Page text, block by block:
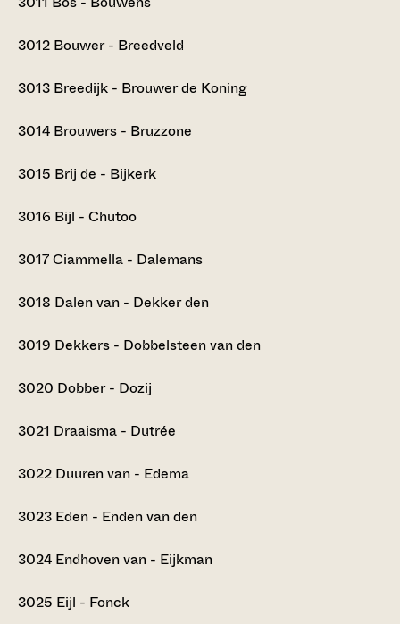
3012 Bouwer - Breedveld
3013 Breedijk - Brouwer de Koning
3014 Brouwers - Bruzzone
3015 Brij de - Bijkerk
3016 Bijl - Chutoo
3017Ciammella - Dalemans
3018 Dalen van - Dekker den
3019 Dekkers - Dobbelsteen van den
3020 Dobber - Dozij
3021 Draaisma - Dutrée
3022 Duuren van - Edema
3023 Eden - Enden van den
3024 Endhoven van - Eijkman
3025 Eijl - Fonck